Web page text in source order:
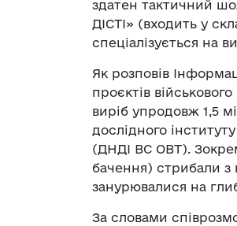
здатен тактичний
ДІСТІ» (входить у
спеціалізується на
Як розповів
проєктів
виріб упродовж 1,5
дослідного
(ДНДІ ВС ОВТ).
бачення) стрибали з
занурювалися на
За словами